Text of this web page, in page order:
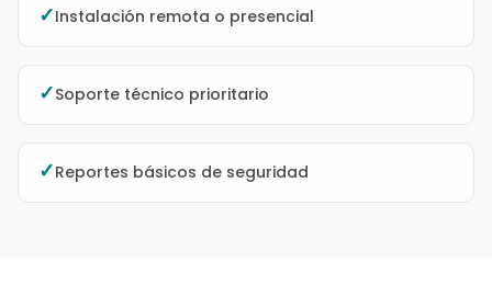
✓Instalación remota o presencial
✓Soporte técnico prioritario
✓Reportes básicos de seguridad